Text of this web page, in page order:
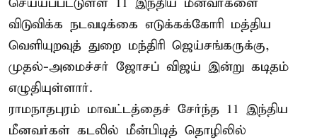
செய்யப்பட்டுள்ள 11 இந்திய மீனவர்களை
விடுவிக்க நடவடிக்கை எடுக்கக்கோரி மத்திய
வெளியுறவுத் துறை மந்திரி ஜெய்சங்கருக்கு,
முதல்-அமைச்சர் ஜோசப் விஜய் இன்று கடிதம்
எழுதியுள்ளார்.
ராமநாதபுரம் மாவட்டத்தைச் சேர்ந்த 11 இந்திய
மீனவர்கள் கடலில் மீன்பிடித் தொழிலில்